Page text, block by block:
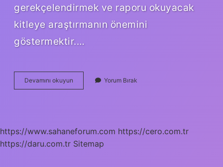
gerekçelendirmek ve raporu okuyacak
kitleye araştırmanın önemini
göstermektir.…
Devamını okuyun
Bir
Yorum Bırak
https://www.sahaneforum.com https://cero.com.tr
https://daru.com.tr Sitemap